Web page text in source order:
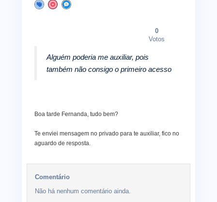
0
Votos
Alguém poderia me auxiliar, pois
também não consigo o primeiro acesso
Boa tarde Fernanda, tudo bem?
Te enviei mensagem no privado para te auxiliar, fico no
aguardo de resposta.
Comentário
Não há nenhum comentário ainda.